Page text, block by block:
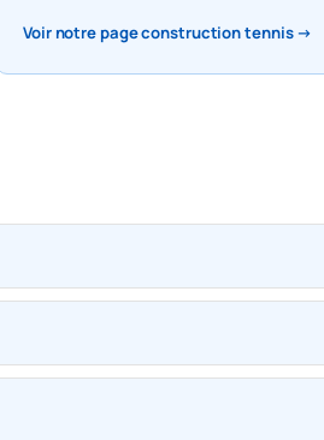
Voir notre page construction tennis →